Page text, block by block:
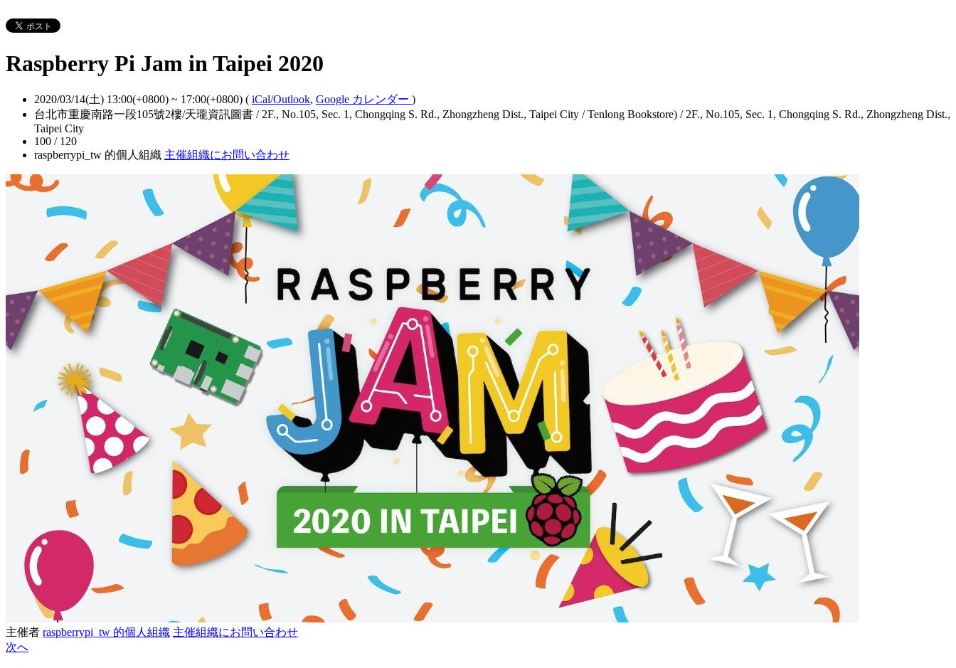
Raspberry Pi Jam in Taipei 2020
2020/03/14(土) 13:00(+0800) ~ 17:00(+0800) ( iCal/Outlook, Google カレンダー )
台北市重慶南路一段105號2樓/天瓏資訊圖書 / 2F., No.105, Sec. 1, Chongqing S. Rd., Zhongzheng Dist., Taipei City / Tenlong Bookstore) / 2F., No.105, Sec. 1, Chongqing S. Rd., Zhongzheng Dist.,
Taipei City
100 / 120
raspberrypi_tw 的個人組織 主催組織にお問い合わせ
主催者 raspberrypi_tw 的個人組織 主催組織にお問い合わせ
次へ